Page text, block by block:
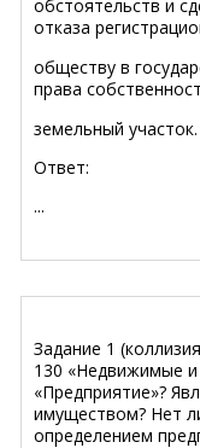
обстоятельств и
отказа
обществу в
права
земельный участок.
Ответ:
...
Задание 1
130 «Недвижимые
«Предприятие»?
имуществом? Нет
определением